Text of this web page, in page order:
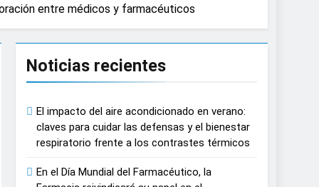
causar daños irreversibles en la retina
tratamiento de pacientes con cáncer
proyecciones de películas de los
lactante
entre médicos y farmacéuticos
Noticias recientes
El impacto del aire acondicionado en verano:
claves para cuidar las defensas y el bienestar
respiratorio frente a los contrastes térmicos
En el Día Mundial del Farmacéutico, la